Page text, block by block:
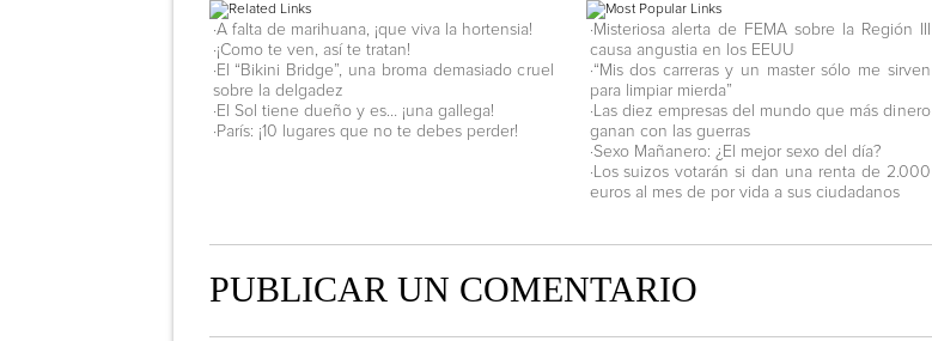
·A falta de marihuana, ¡que viva la hortensia!
·¡Como te ven, así te tratan!
·El “Bikini Bridge”, una broma demasiado cruel
sobre la delgadez
·El Sol tiene dueño y es… ¡una gallega!
·París: ¡10 lugares que no te debes perder!
·Misteriosa alerta de FEMA sobre la Región III
causa angustia en los EEUU
·“Mis dos carreras y un master sólo me sirven
para limpiar mierda”
·Las diez empresas del mundo que más dinero
ganan con las guerras
·Sexo Mañanero: ¿El mejor sexo del día?
·Los suizos votarán si dan una renta de 2.000
euros al mes de por vida a sus ciudadanos
PUBLICAR UN COMENTARIO